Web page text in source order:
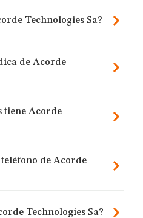
Technologies Sa?
de Acorde
tiene Acorde
de Acorde
Technologies Sa?